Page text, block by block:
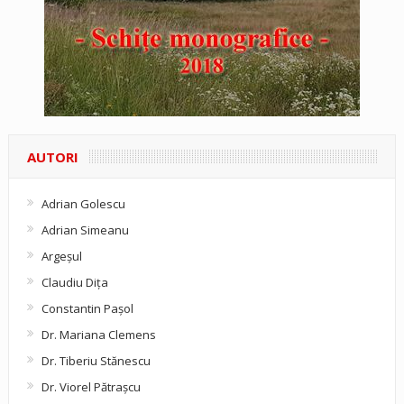
AUTORI
Adrian Golescu
Adrian Simeanu
Argeşul
Claudiu Diţa
Constantin Pașol
Dr. Mariana Clemens
Dr. Tiberiu Stănescu
Dr. Viorel Pătraşcu